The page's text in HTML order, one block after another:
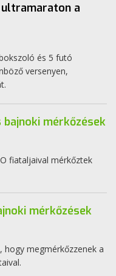
ultramaraton a
és 5 futó
versenyen,
bajnoki mérkőzések
fiataljaival mérkőztek
mérkőzések
hogy megmérkőzzenek a